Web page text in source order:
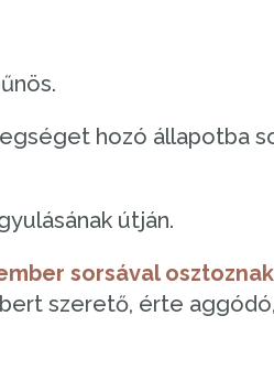
hozó állapotba
útján.
sorsával osztoznak
szerető, érte